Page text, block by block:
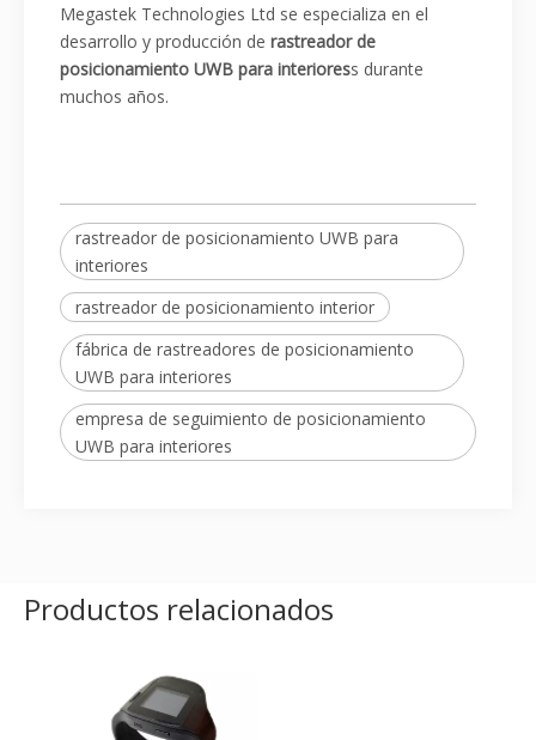
Megastek Technologies Ltd se especializa en el
desarrollo y producción de rastreador de
posicionamiento UWB para interioress durante
muchos años.
rastreador de posicionamiento UWB para
interiores
rastreador de posicionamiento interior
fábrica de rastreadores de posicionamiento
UWB para interiores
empresa de seguimiento de posicionamiento
UWB para interiores
Productos relacionados